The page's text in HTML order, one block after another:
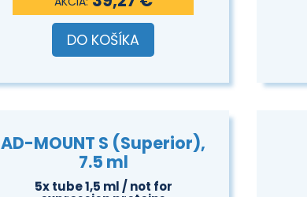
DO KOŠÍKA
AD-MOUNT S (Superior),
7.5 ml
5x tube 1,5 ml / not for